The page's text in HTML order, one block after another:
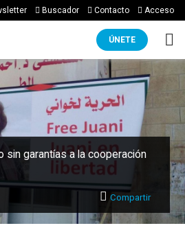
Buscador Contacto Acceso
ÚNETE
sin garantías a la cooperación
Compartir